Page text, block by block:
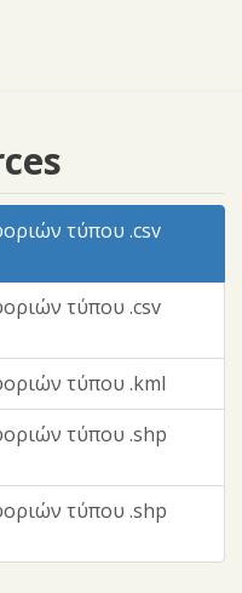
τύπου .csv
τύπου .csv
τύπου .kml
τύπου .shp
τύπου .shp